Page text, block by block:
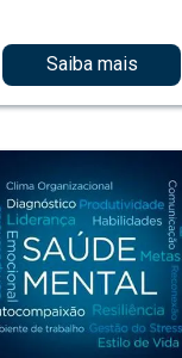
Saiba mais